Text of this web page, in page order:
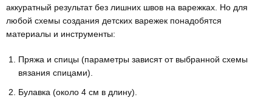
аккуратный результат без лишних швов на варежках. Но для
любой схемы создания детских варежек понадобятся
материалы и инструменты:
Пряжа и спицы (параметры зависят от выбранной схемы
вязания спицами).
Булавка (около 4 см в длину).